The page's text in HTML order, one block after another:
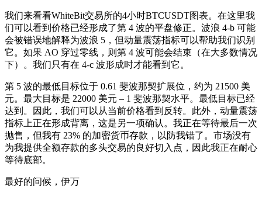
我们来看看WhiteBit交易所的4小时BTCUSDT图表。在这里我
们可以看到价格已经形成了第 4 波的平盘修正。波浪 4-b 可能
会被错误地解释为波浪 5，但动量震荡指标可以帮助我们识别
它。如果 AO 穿过零线，则第 4 波可能会结束（在大多数情况
下）。我们只有在 4-c 波形成时才能看到它。
第 5 波的最低目标位于 0.61 斐波那契扩展位，约为 21500 美
元。最大目标是 22000 美元 – 1 斐波那契水平。最低目标已经
达到。因此，我们可以从当前价格看到反转。此外，动量震荡
指标上正在形成背离，这是另一项确认。我正在等待最后一次
抛售，但我有 23% 的加密货币存款，以防我错了。市场没有
为我提供全额存款的多头交易的良好切入点，因此我正在耐心
等待底部。
最好的问候，伊万